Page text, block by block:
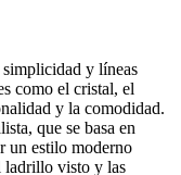
simplicidad y líneas
como el cristal, el
y la comodidad.
que se basa en
un estilo moderno
ladrillo visto y las